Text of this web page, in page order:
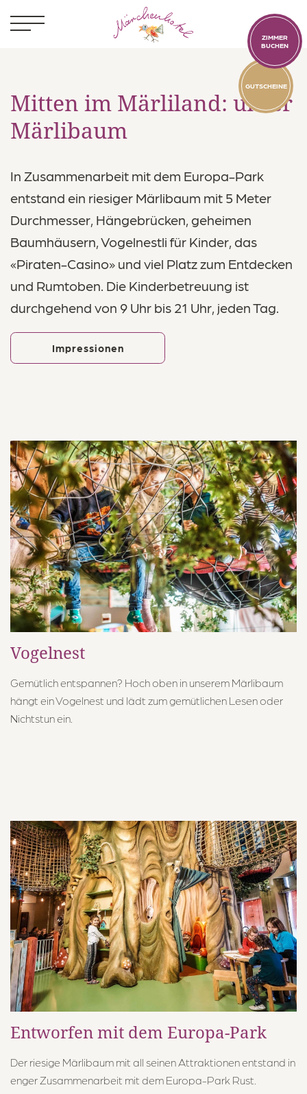
ZIMMER
BUCHEN
GUTSCHEINE
Saal für Könige
Betreuung
Highlights
Zimmer
Essen & Trinken
Über uns
Kontakt & Anreise
Märchenhotel ****S
Dorfstrasse 24, 8784 Braunwald
+41 55 653 71 71
info@maerchenhotel.ch
Mitten im Märliland: unser
Märlibaum
In Zusammenarbeit mit dem Europa-Park
entstand ein riesiger Märlibaum mit 5 Meter
Durchmesser, Hängebrücken, geheimen
Baumhäusern, Vogelnestli für Kinder, das
«Piraten-Casino» und viel Platz zum Entdecken
und Rumtoben. Die Kinderbetreuung ist
durchgehend von 9 Uhr bis 21 Uhr, jeden Tag.
Impressionen
Vogelnest
Gemütlich entspannen? Hoch oben in unserem Märlibaum
hängt ein Vogelnest und lädt zum gemütlichen Lesen oder
Nichtstun ein.
Entworfen mit dem Europa-Park
Der riesige Märlibaum mit all seinen Attraktionen entstand in
enger Zusammenarbeit mit dem Europa-Park Rust.